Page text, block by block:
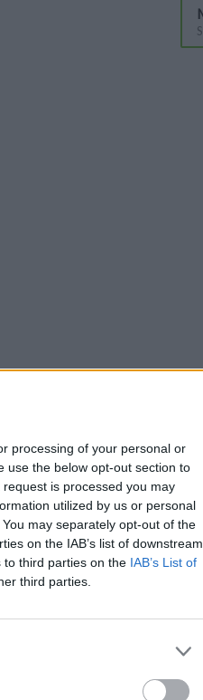
processing of your personal or
use the below opt-out section to
is processed you may
utilized by us or personal
may separately opt-out of the
on the IAB’s list of downstream
to third parties on the IAB’s List of
third parties.